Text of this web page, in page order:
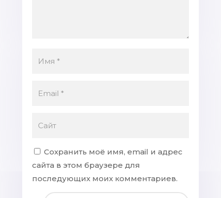
Сохранить моё имя, email и адрес
сайта в этом браузере для
последующих моих комментариев.